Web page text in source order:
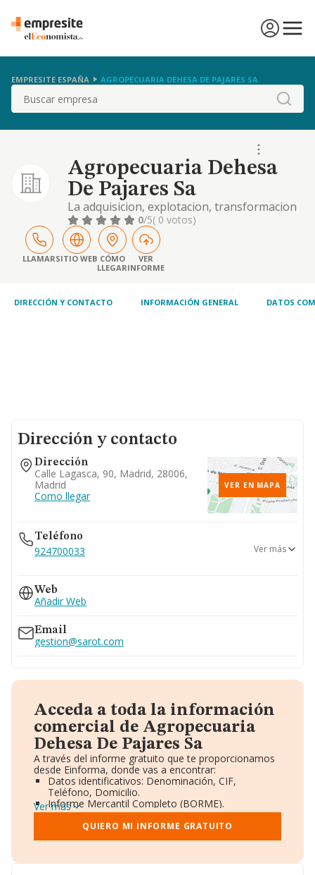
EMPRESITE ESPAÑA AGROPECUARIA DEHESA DE PAJARES SA
Buscar
Agropecuaria Dehesa
De Pajares Sa
La adquisicion, explotacion, transformacion
y enajenacion de fincas rusticas, la
produccion, transformacion,
comercializacion de productos agricolas,
ganaderos y forestales, la realizacion de
mejoras, nuevos cultivos
0/5( 0 votos)
LLAMARSITIO WEB CÓMO
LLEGAR
VER
INFORME
DIRECCIÓN Y CONTACTO INFORMACIÓN GENERAL DATOS
Dirección y contacto
Dirección
Calle Lagasca, 90, Madrid, 28006,
Madrid
Como llegar
VER EN MAPA
Teléfono
924700033
914310913
Ver más
Web
Añadir Web
Email
gestion@sarot.com
Acceda a toda la información
comercial de Agropecuaria
Dehesa De Pajares Sa
A través del informe gratuito que te proporcionamos
desde Einforma, donde vas a encontrar:
Datos identificativos: Denominación, CIF,
Teléfono, Domicilio.
Informe Mercantil Completo (BORME).
Gráficos de Evolución Ventas y Empleados.
Consejo de Administración y Administradores.
Directivos y Ejecutivos.
Ver más
QUIERO MI INFORME GRATUITO